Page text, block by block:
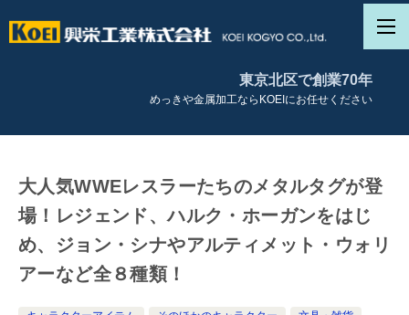
東京北区で創業70年
めっきや金属加工ならKOEIにお任せください
大人気WWEレスラーたちのメタルタグが登
場！レジェンド、ハルク・ホーガンをはじ
め、ジョン・シナやアルティメット・ウォリ
アーなど全８種類！